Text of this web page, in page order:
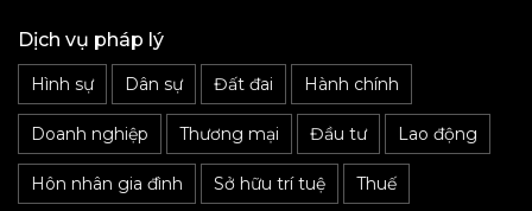
Dịch vụ pháp lý
Hình sự Dân sự Đất đai Hành chính
Doanh nghiệp Thương mại Đầu tư Lao động
Hôn nhân gia đình Sở hữu trí tuệ Thuế